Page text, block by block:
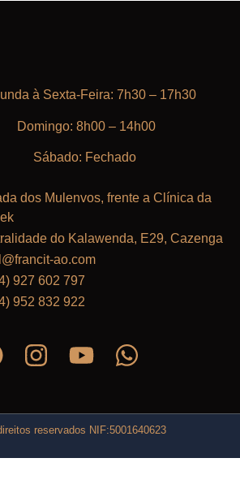
à Sexta-Feira: 7h30 – 17h30
Domingo: 8h00 – 14h00
Sábado: Fechado
dos Mulenvos, frente a Clínica da
do Kalawenda, E29, Cazenga
ao.com
927 602 797
952 832 922
reservados NIF:5001640623